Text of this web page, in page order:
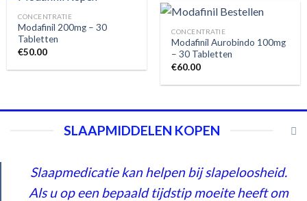
CONCENTRATIE
Modafinil 200mg – 30
Tabletten
€50.00
CONCENTRATIE
Modafinil Aurobindo 100mg
– 30 Tabletten
€60.00
SLAAPMIDDELEN KOPEN
Slaapmedicatie kan helpen bij slapeloosheid.
Als u op een bepaald tijdstip moeite heeft om